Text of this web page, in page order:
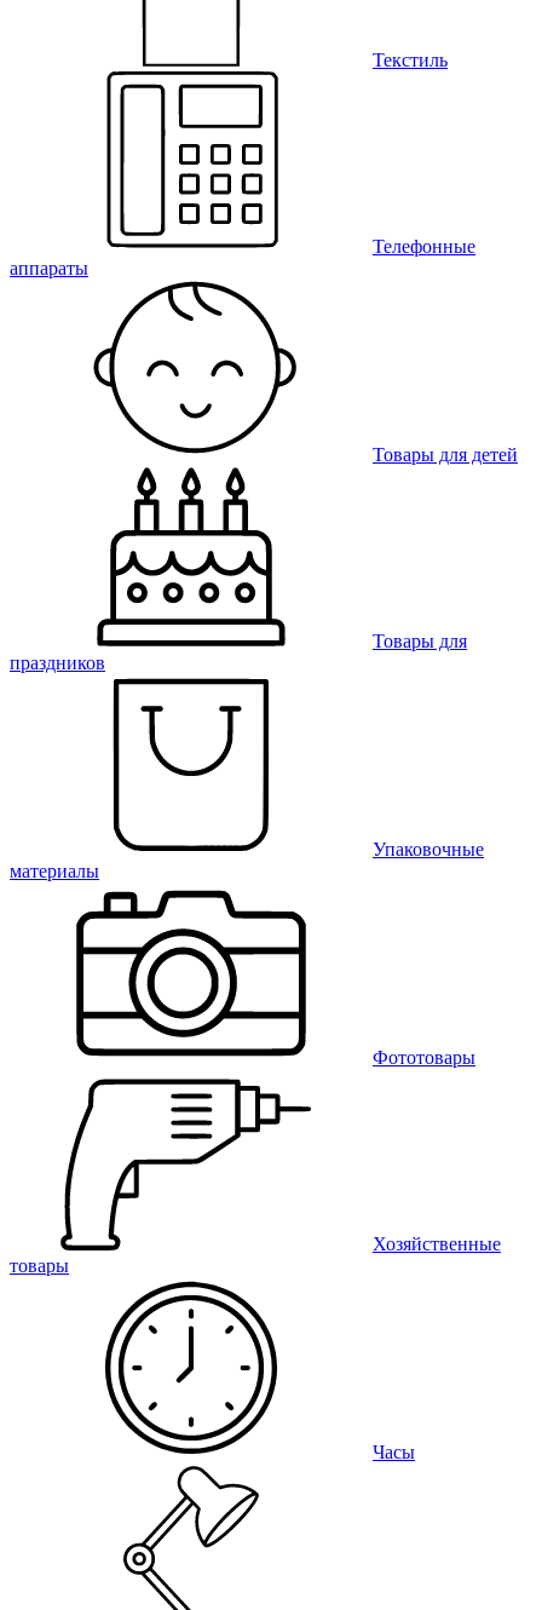
Текстиль
Телефонные
аппараты
Товары для детей
Товары для
праздников
Упаковочные
материалы
Фототовары
Хозяйственные
товары
Часы